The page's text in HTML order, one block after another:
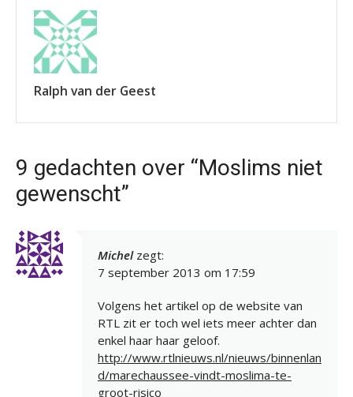
Ralph van der Geest
9 gedachten over “Moslims niet
gewenscht”
Michel zegt:
7 september 2013 om 17:59
Volgens het artikel op de website van
RTL zit er toch wel iets meer achter dan
enkel haar haar geloof.
http://www.rtlnieuws.nl/nieuws/binnenlan
d/marechaussee-vindt-moslima-te-
groot-risico